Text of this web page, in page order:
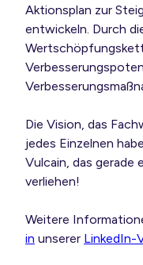
Aktionsplan zur
entwickeln. Durch
Die Vision, das
jedes Einzelnen
Vulcain, das gerade
verliehen!
Weitere
in unserer LinkedIn-